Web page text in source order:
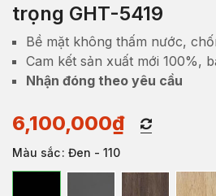
trọng GHT-5419
Bề mặt không thấm nước,
Cam kết sản xuất mới 100%,
Nhận đóng theo yêu cầu
6,100,000₫
Màu sắc: Đen - 110